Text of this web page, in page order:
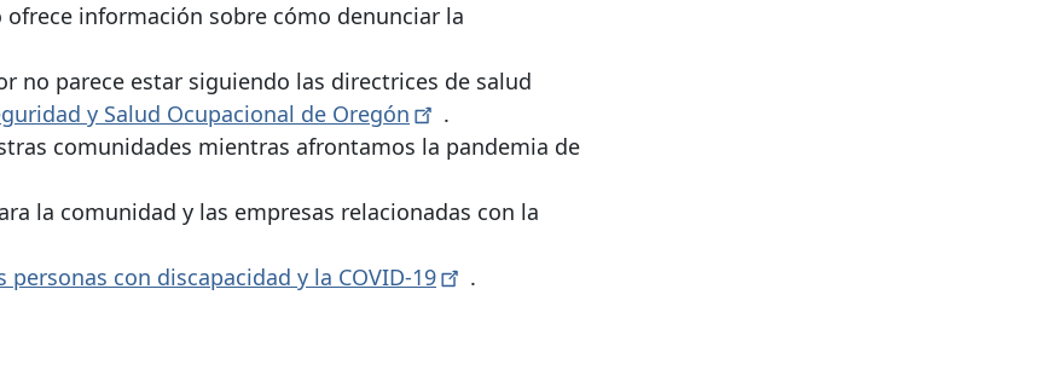
ofrece información sobre cómo denunciar la
no parece estar siguiendo las directrices de salud
y Salud Ocupacional de Oregón
.
comunidades mientras afrontamos la pandemia de
la comunidad y las empresas relacionadas con la
personas con discapacidad y la COVID-19 .